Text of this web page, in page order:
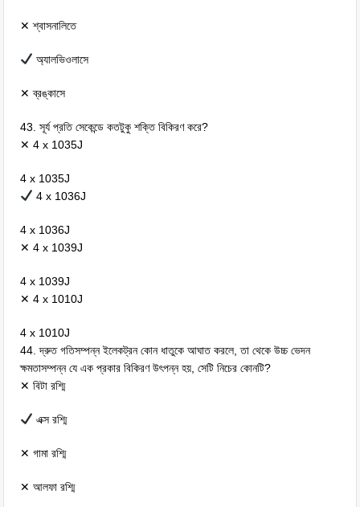
✕ শ্বাসনালিতে
অ্যালভিওলাসে
✕ ব্রঙ্কাসে
43. সূর্য প্রতি সেকেন্ডে কতটুকু শক্তি বিকিরণ করে?
✕ 4 x 1035J
4 x 1035J
4 x 1036J
4 x 1036J
✕ 4 x 1039J
4 x 1039J
✕ 4 x 1010J
4 x 1010J
44. দ্রুত গতিসম্পন্ন ইলেকট্রন কোন ধাতুকে আঘাত করলে, তা থেকে উচ্চ ভেদন
ক্ষমতাসম্পন্ন যে এক প্রকার বিকিরণ উৎপন্ন হয়, সেটি নিচের কোনটি?
✕ বিটা রশ্মি
এক্স রশ্মি
✕ গামা রশ্মি
✕ আলফা রশ্মি